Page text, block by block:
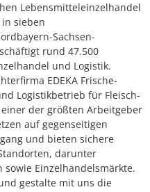
Lebensmitteleinzelhandel
sieben
Sachsen-
rund 47.500
und Logistik.
EDEKA Frische-
Logistikbetrieb für Fleisch-
der größten Arbeitgeber
auf gegenseitigen
und bieten sichere
darunter
Einzelhandelsmärkte.
gestalte mit uns die